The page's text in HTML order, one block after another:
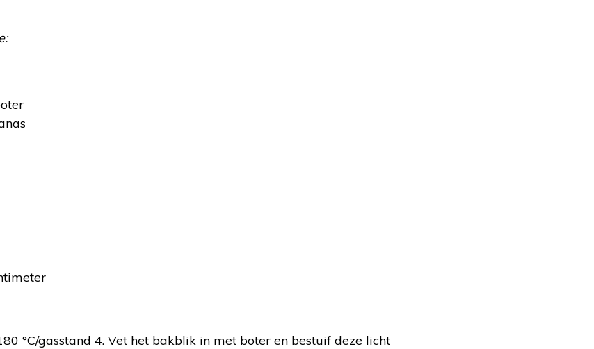
°C/gasstand 4. Vet het bakblik in met boter en bestuif deze licht